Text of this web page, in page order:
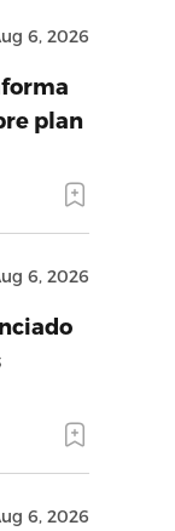
6, 2026
plan
6, 2026
6, 2026